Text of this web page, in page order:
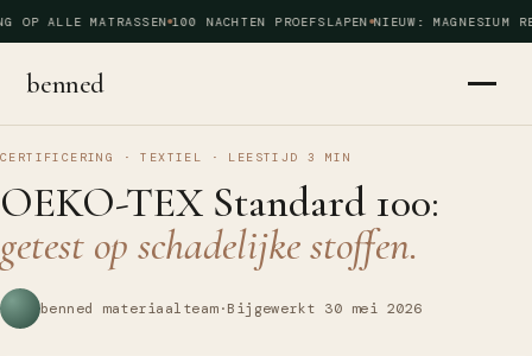
OP ALLE MATRASSEN 100 NACHTEN PROEFSLAPEN NIEUW: MAGNESIUM
benned
CERTIFICERING · TEXTIEL · LEESTIJD 3 MIN
OEKO-TEX Standard 100:
getest op schadelijke stoffen.
benned materiaalteam·Bijgewerkt 30 mei 2026